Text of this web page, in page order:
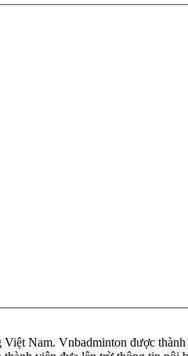
Nam. Vnbadminton được